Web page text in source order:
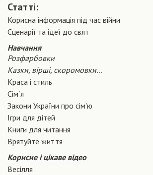
Статті:
Корисна інформація під час війни
Сценарiї та iдеї до свят
Навчання
Розфарбовки
Казки, вірші, скоромовки...
Краса і стиль
Сiм´я
Закони України про сiм'ю
Ігри для дітей
Книги для читання
Врятуйте життя
Корисне і цікаве відео
Весілля